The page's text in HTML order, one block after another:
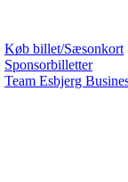
Køb billet/Sæsonkort
Sponsorbilletter
Team Esbjerg